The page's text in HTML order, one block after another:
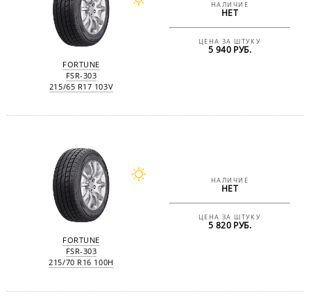
FORTUNE
FSR-303
215/65 R17 103V
НАЛИЧИЕ
НЕТ
ЦЕНА ЗА ШТУКУ
5 940 РУБ.
FORTUNE
FSR-303
215/70 R16 100H
НАЛИЧИЕ
НЕТ
ЦЕНА ЗА ШТУКУ
5 820 РУБ.